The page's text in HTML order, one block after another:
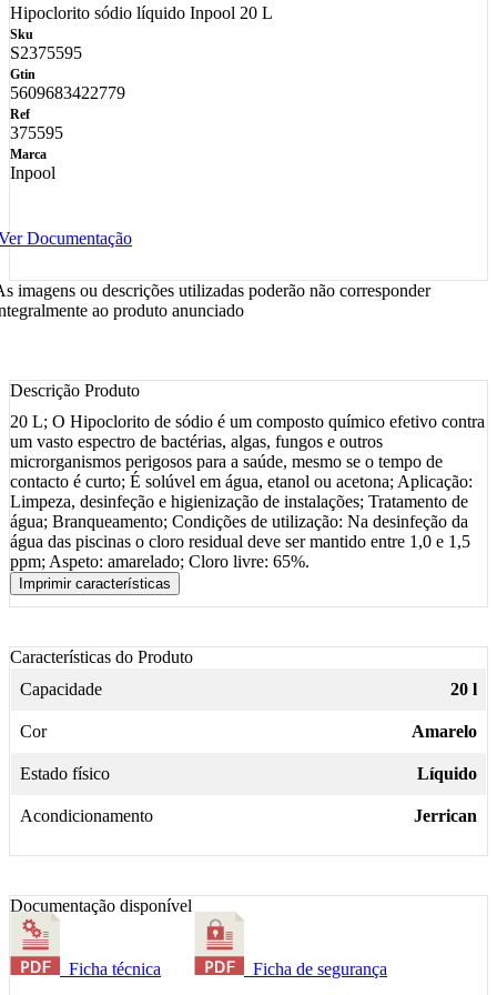
Hipoclorito sódio líquido Inpool 20 L
Sku
S2375595
Gtin
5609683422779
Ref
375595
Marca
Inpool
Documentação
imagens ou descrições utilizadas poderão não corresponder
ao produto anunciado
Descrição Produto
20 L; O Hipoclorito de sódio é um composto químico efetivo contra
um vasto espectro de bactérias, algas, fungos e outros
microrganismos perigosos para a saúde, mesmo se o tempo de
contacto é curto; É solúvel em água, etanol ou acetona; Aplicação:
Limpeza, desinfeção e higienização de instalações; Tratamento de
água; Branqueamento; Condições de utilização: Na desinfeção da
água das piscinas o cloro residual deve ser mantido entre 1,0 e 1,5
ppm; Aspeto: amarelado; Cloro livre: 65%.
Imprimir características
Características do Produto
Capacidade
20 l
Cor Amarelo
Estado físico Líquido
Acondicionamento Jerrican
Documentação disponível
Ficha técnica Ficha de segurança